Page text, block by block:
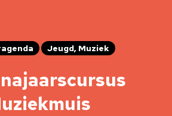
Jeugd, Muziek